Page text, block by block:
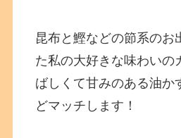
昆布と鰹などの節系のお
た私の大好きな味わいの
ばしくて甘みのある油か
どマッチします！